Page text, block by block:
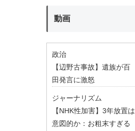
動画
政治
【辺野古事故】遺族が百
田発言に激怒
ジャーナリズム
【NHK性加害】3年放置は
意図的か：お粗末すぎる